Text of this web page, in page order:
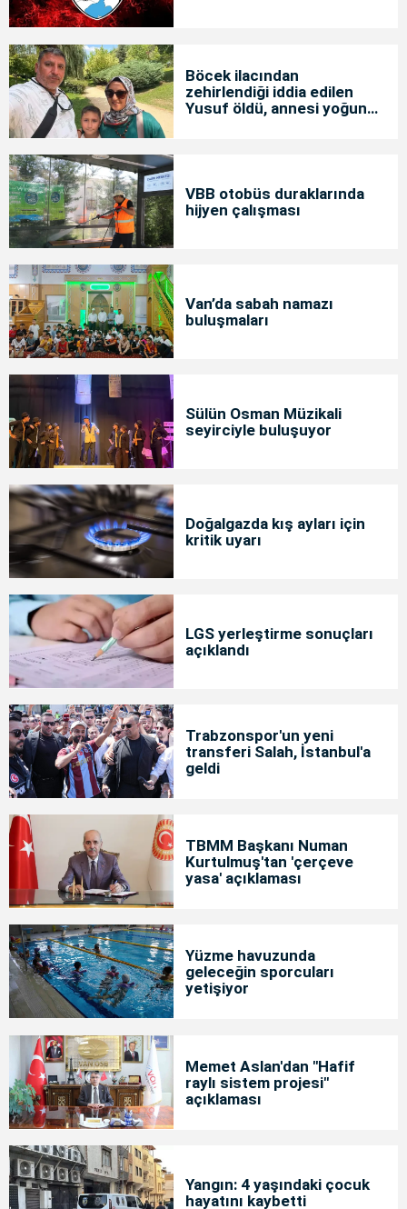
Böcek ilacından
zehirlendiği iddia edilen
Yusuf öldü, annesi yoğun
VBB otobüs duraklarında
hijyen çalışması
Van’da sabah namazı
buluşmaları
Sülün Osman Müzikali
seyirciyle buluşuyor
Doğalgazda kış ayları için
kritik uyarı
LGS yerleştirme sonuçları
açıklandı
Trabzonspor'un yeni
transferi Salah, İstanbul'a
geldi
TBMM Başkanı Numan
Kurtulmuş'tan 'çerçeve
yasa' açıklaması
Yüzme havuzunda
geleceğin sporcuları
yetişiyor
Memet Aslan'dan "Hafif
raylı sistem projesi"
açıklaması
Yangın: 4 yaşındaki çocuk
hayatını kaybetti